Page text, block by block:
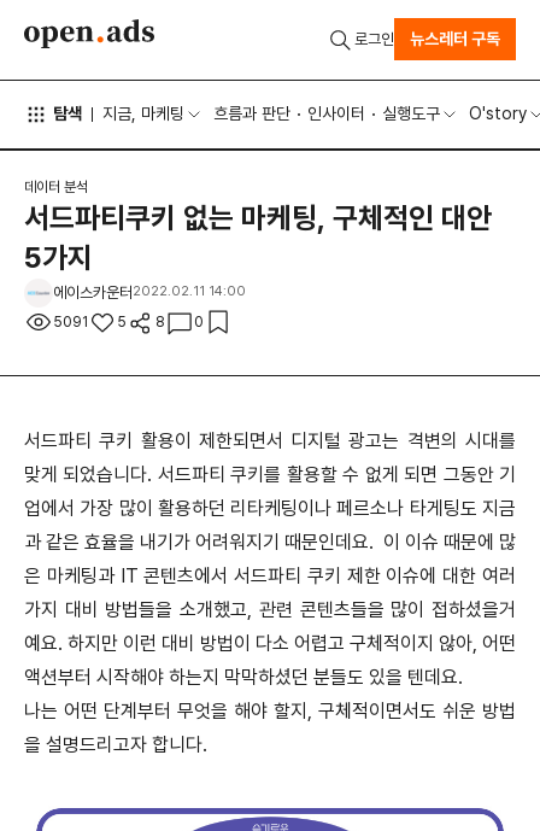
탐색 지금, 마케팅 흐름과 판단 인사이터 실행도구 O'story
로그인 뉴스레터 구독
데이터 분석
서드파티쿠키 없는 마케팅, 구체적인 대안
5가지
에이스카운터 2022.02.11 14:00
5091 5 8 0
서드파티 쿠키 활용이 제한되면서 디지털 광고는 격변의 시대를
맞게 되었습니다. 서드파티 쿠키를 활용할 수 없게 되면 그동안 기
업에서 가장 많이 활용하던 리타케팅이나 페르소나 타게팅도 지금
과 같은 효율을 내기가 어려워지기 때문인데요. 이 이슈 때문에 많
은 마케팅과 IT 콘텐츠에서 서드파티 쿠키 제한 이슈에 대한 여러
가지 대비 방법들을 소개했고, 관련 콘텐츠들을 많이 접하셨을거
예요. 하지만 이런 대비 방법이 다소 어렵고 구체적이지 않아, 어떤
액션부터 시작해야 하는지 막막하셨던 분들도 있을 텐데요.
나는 어떤 단계부터 무엇을 해야 할지, 구체적이면서도 쉬운 방법
을 설명드리고자 합니다.